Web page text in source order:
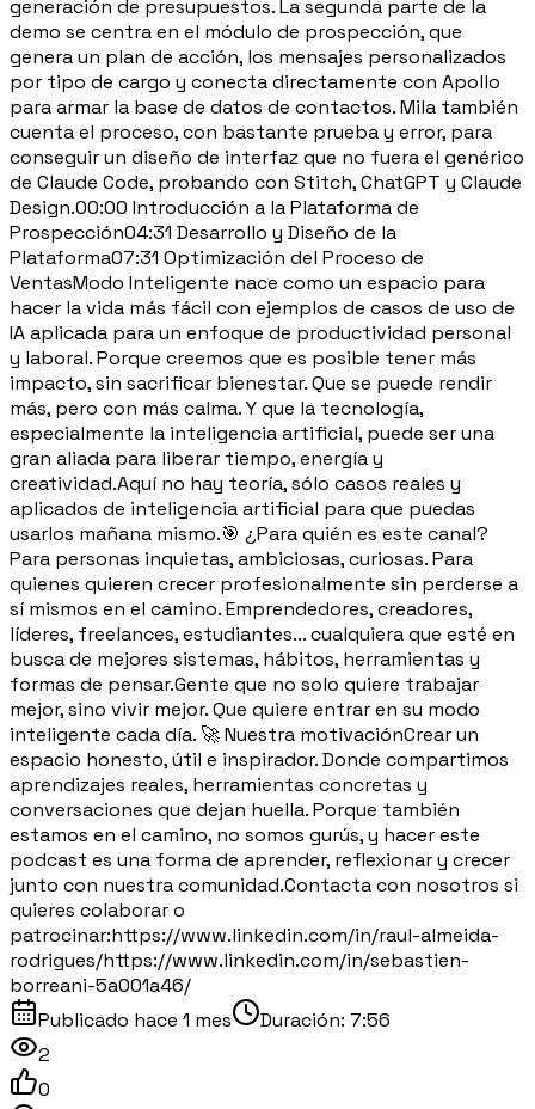
generación de presupuestos. La segunda parte de la
demo se centra en el módulo de prospección, que
genera un plan de acción, los mensajes personalizados
por tipo de cargo y conecta directamente con Apollo
para armar la base de datos de contactos. Mila también
cuenta el proceso, con bastante prueba y error, para
conseguir un diseño de interfaz que no fuera el genérico
de Claude Code, probando con Stitch, ChatGPT y Claude
Design.00:00 Introducción a la Plataforma de
Prospección04:31 Desarrollo y Diseño de la
Plataforma07:31 Optimización del Proceso de
VentasModo Inteligente nace como un espacio para
hacer la vida más fácil con ejemplos de casos de uso de
IA aplicada para un enfoque de productividad personal
y laboral. Porque creemos que es posible tener más
impacto, sin sacrificar bienestar. Que se puede rendir
más, pero con más calma. Y que la tecnología,
especialmente la inteligencia artificial, puede ser una
gran aliada para liberar tiempo, energía y
creatividad.Aquí no hay teoría, sólo casos reales y
aplicados de inteligencia artificial para que puedas
usarlos mañana mismo.🎯 ¿Para quién es este canal?
Para personas inquietas, ambiciosas, curiosas. Para
quienes quieren crecer profesionalmente sin perderse a
sí mismos en el camino. Emprendedores, creadores,
líderes, freelances, estudiantes... cualquiera que esté en
busca de mejores sistemas, hábitos, herramientas y
formas de pensar.Gente que no solo quiere trabajar
mejor, sino vivir mejor. Que quiere entrar en su modo
inteligente cada día. 🚀 Nuestra motivaciónCrear un
espacio honesto, útil e inspirador. Donde compartimos
aprendizajes reales, herramientas concretas y
conversaciones que dejan huella. Porque también
estamos en el camino, no somos gurús, y hacer este
podcast es una forma de aprender, reflexionar y crecer
junto con nuestra comunidad.Contacta con nosotros si
quieres colaborar o
patrocinar:https://www.linkedin.com/in/raul-almeida-
rodrigues/https://www.linkedin.com/in/sebastien-
borreani-5a001a46/
Publicado hace 1 mes Duración: 7:56
2
0